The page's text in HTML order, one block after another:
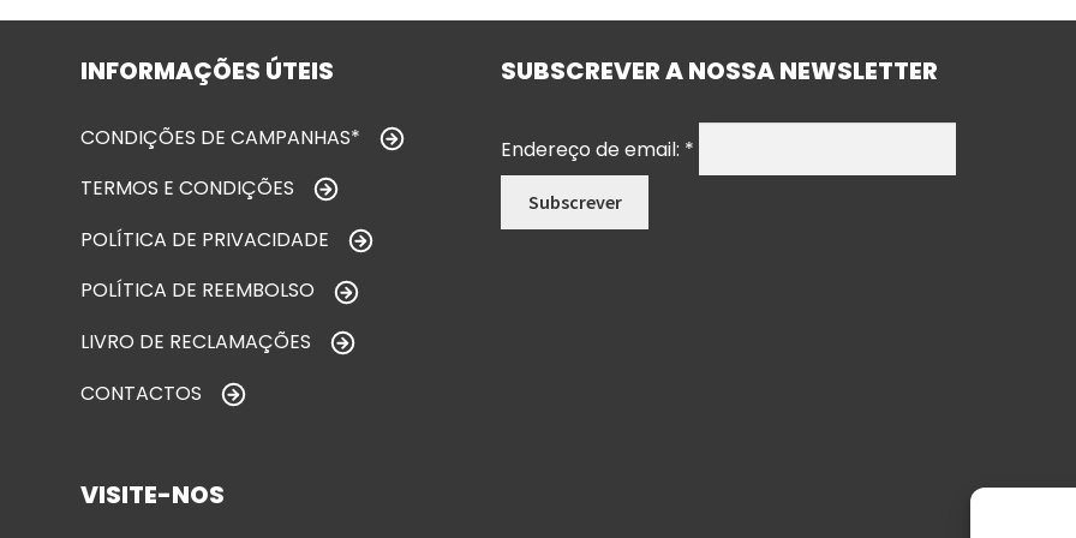
INFORMAÇÕES ÚTEIS
CONDIÇÕES DE CAMPANHAS*
TERMOS E CONDIÇÕES
POLÍTICA DE PRIVACIDADE
POLÍTICA DE REEMBOLSO
LIVRO DE RECLAMAÇÕES
CONTACTOS
SUBSCREVER A NOSSA NEWSLETTER
Endereço de email: *
VISITE-NOS